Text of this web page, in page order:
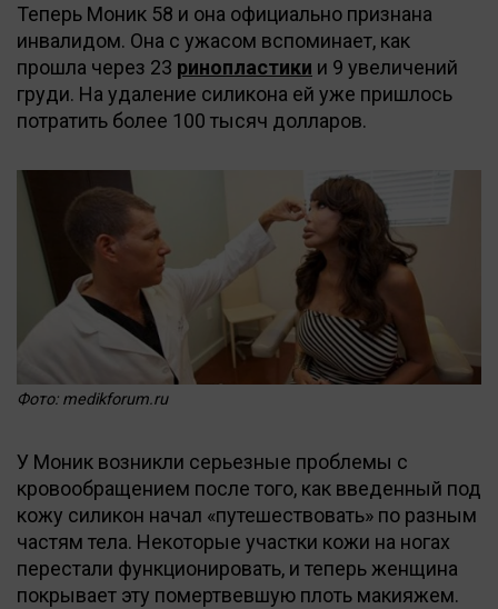
Теперь Моник 58 и она официально признана
инвалидом. Она с ужасом вспоминает, как
прошла через 23 ринопластики и 9 увеличений
груди. На удаление силикона ей уже пришлось
потратить более 100 тысяч долларов.
Фото: medikforum.ru
У Моник возникли серьезные проблемы с
кровообращением после того, как введенный под
кожу силикон начал «путешествовать» по разным
частям тела. Некоторые участки кожи на ногах
перестали функционировать, и теперь женщина
покрывает эту помертвевшую плоть макияжем.